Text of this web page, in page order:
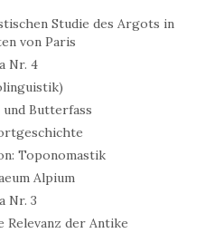
Studie des Argots in
von Paris
Nr. 4
Butterfass
Toponomastik
Alpium
Nr. 3
Relevanz der Antike